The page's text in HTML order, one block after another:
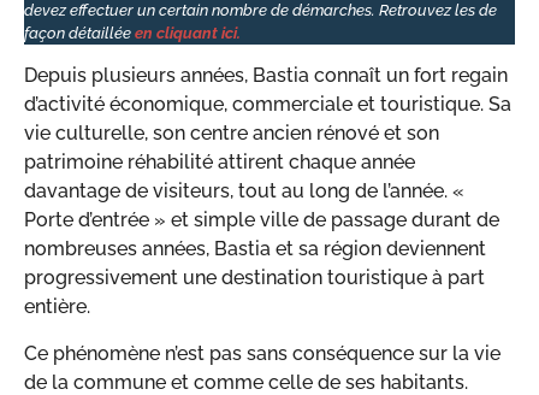
devez effectuer un certain nombre de démarches. Retrouvez les de
façon détaillée en cliquant ici.
Depuis plusieurs années, Bastia connaît un fort regain
d’activité économique, commerciale et touristique. Sa
vie culturelle, son centre ancien rénové et son
patrimoine réhabilité attirent chaque année
davantage de visiteurs, tout au long de l’année. «
Porte d’entrée » et simple ville de passage durant de
nombreuses années, Bastia et sa région deviennent
progressivement une destination touristique à part
entière.
Ce phénomène n’est pas sans conséquence sur la vie
de la commune et comme celle de ses habitants.